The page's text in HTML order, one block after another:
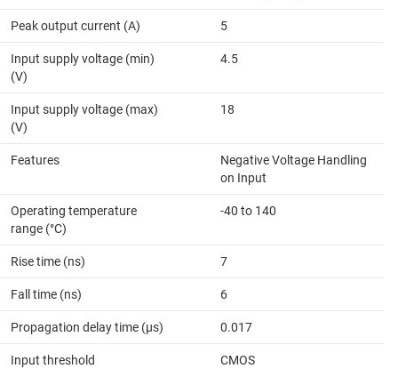
Peak output current (A) 5
Input supply voltage (min)
(V)
4.5
Input supply voltage (max)
(V)
18
Features
Negative Voltage Handling
on Input
Operating temperature
range (°C)
-40 to 140
Rise time (ns) 7
Fall time (ns) 6
Propagation delay time (µs) 0.017
Input threshold CMOS